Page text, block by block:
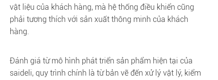
vật liệu của khách hàng, mà hệ thống điều khiển cũng
phải tương thích với sản xuất thông minh của khách
hàng.
Đánh giá từ mô hình phát triển sản phẩm hiện tại của
saideli, quy trình chính là từ bản vẽ đến xử lý vật lý, kiểm